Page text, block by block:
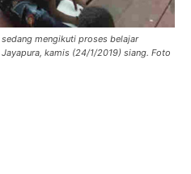
mengikuti proses belajar
kamis (24/1/2019) siang. Foto